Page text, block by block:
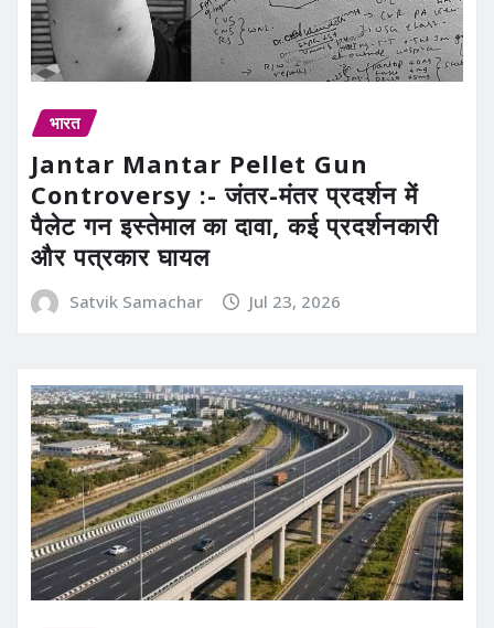
भारत
Jantar Mantar Pellet Gun
Controversy :- जंतर-मंतर प्रदर्शन में
पैलेट गन इस्तेमाल का दावा, कई प्रदर्शनकारी
और पत्रकार घायल
Satvik Samachar Jul 23, 2026